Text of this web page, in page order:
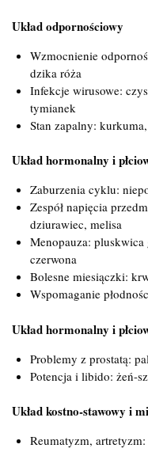
Układ odpornościowy
Wzmocnienie
dzika róża
Infekcje wirusowe:
tymianek
Stan zapalny:
Układ hormonalny i
Zaburzenia cyklu:
Zespół napięcia
dziurawiec, melisa
Menopauza:
czerwona
Bolesne miesiączki:
Wspomaganie
Układ hormonalny i
Problemy z prostatą:
Potencja i libido: żeń-
Układ kostno-stawowy i
Reumatyzm,